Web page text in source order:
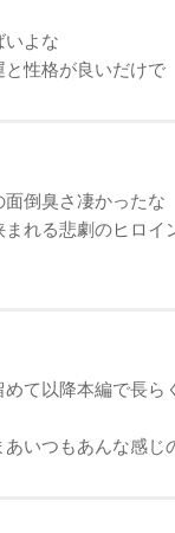
よな
性格が良いだけで
倒臭さ凄かったな
れる悲劇のヒロイ
て以降本編で長ら
いつもあんな感じ